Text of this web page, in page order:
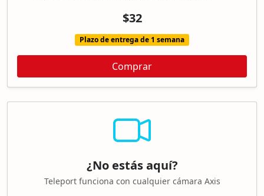
$32
Plazo de entrega de 1 semana
Comprar
¿No estás aquí?
Teleport funciona con cualquier cámara Axis